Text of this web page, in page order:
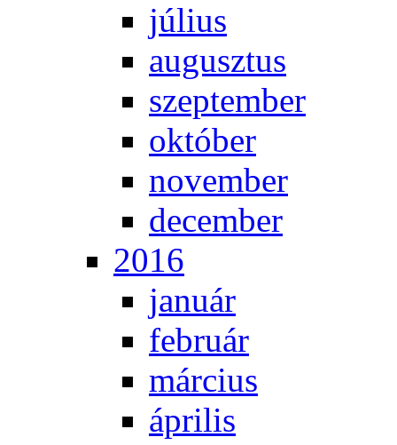
jú­li­us
au­gusz­tus
szep­tem­ber
ok­tó­ber
no­vem­ber
de­cem­ber
2016
ja­nu­ár
feb­ru­ár
már­ci­us
áp­ri­lis